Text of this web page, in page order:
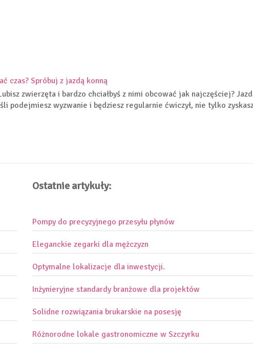
czas? Spróbuj z jazdą konną
zwierzęta i bardzo chciałbyś z nimi obcować jak najczęściej?
podejmiesz wyzwanie i będziesz regularnie ćwiczył, nie tylko
Ostatnie artykuły:
Pompy do precyzyjnego przesyłu płynów
Eleganckie zegarki dla mężczyzn
Optymalne lokalizacje dla inwestycji.
Inżynieryjne standardy branżowe dla projektów
Solidne rozwiązania brukarskie na posesję
Różnorodne lokale gastronomiczne w Szczyrku